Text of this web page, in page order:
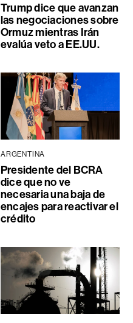
Trump dice que avanzan
las negociaciones sobre
Ormuz mientras Irán
evalúa veto a EE.UU.
ARGENTINA
Presidente del BCRA
dice que no ve
necesaria una baja de
encajes para reactivar el
crédito